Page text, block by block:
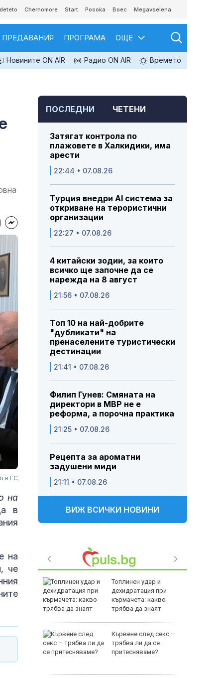
Chernomore Start Posoka Boec Megavselena
ПРЕДАВАНИЯ ПРОГРАМА ОЩЕ
Новините ON AIR Радио ON AIR Времето
в ЕС
на
в
на
че
ПОСЛЕДНИ ЧЕТЕНИ
Затягат контрола по
плажовете в Халкидики, има
арести
22:44 • 07.08.26
Турция внедри AI система за
откриване на терористични
организации
22:27 • 07.08.26
4 китайски зодии, за които
всичко ще започне да се
нарежда на 8 август
21:56 • 07.08.26
Топ 10 на най-добрите
"дубликати" на
пренаселените туристически
дестинации
21:41 • 07.08.26
Филип Гунев: Смяната на
директори в МВР не е
реформа, а порочна практика
21:25 • 07.08.26
Рецепта за ароматни
задушени миди
21:11 • 07.08.26
ВИЖ ВСИЧКИ НОВИНИ
-
Топлинен удар и
дехидратация при
кърмачета: какво
трябва да знаят
Кървене след секс –
трябва ли да се
притесняваме?